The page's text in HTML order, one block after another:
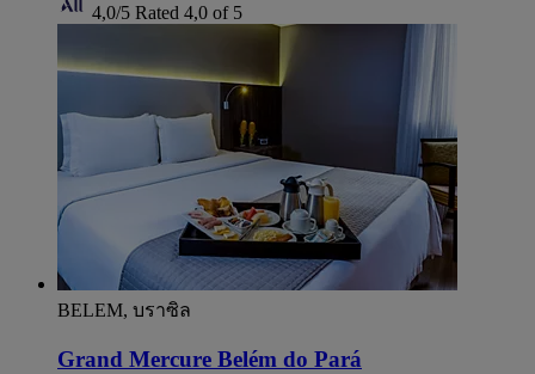
4,0/5 Rated 4,0 of 5
BELEM, บราซิล
Grand Mercure Belém do Pará